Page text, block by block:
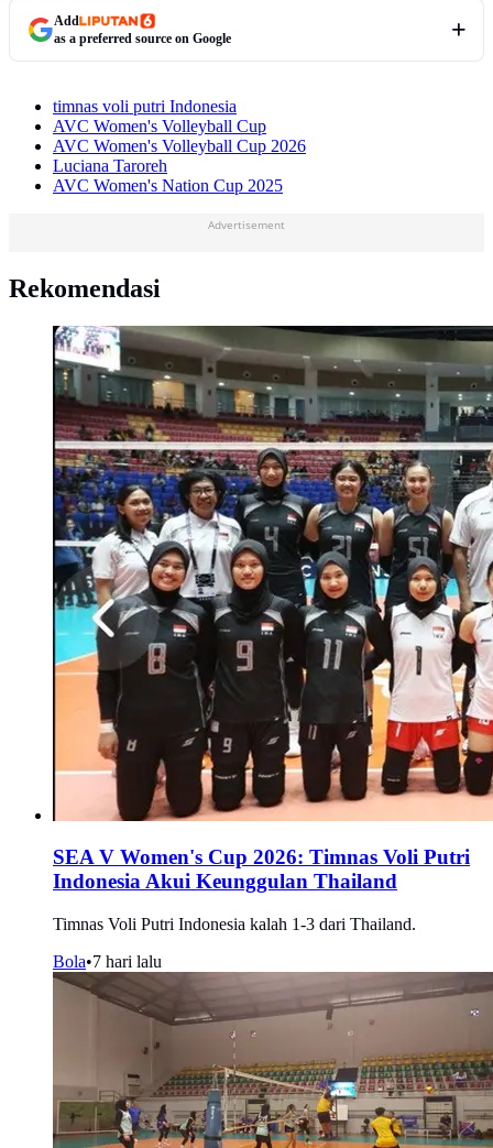
Add
as a preferred source on Google
timnas voli putri Indonesia
AVC Women's Volleyball Cup
AVC Women's Volleyball Cup 2026
Luciana Taroreh
AVC Women's Nation Cup 2025
Advertisement
Rekomendasi
SEA V Women's Cup 2026: Timnas Voli Putri
Indonesia Akui Keunggulan Thailand
Timnas Voli Putri Indonesia kalah 1-3 dari Thailand.
Bola•7 hari lalu